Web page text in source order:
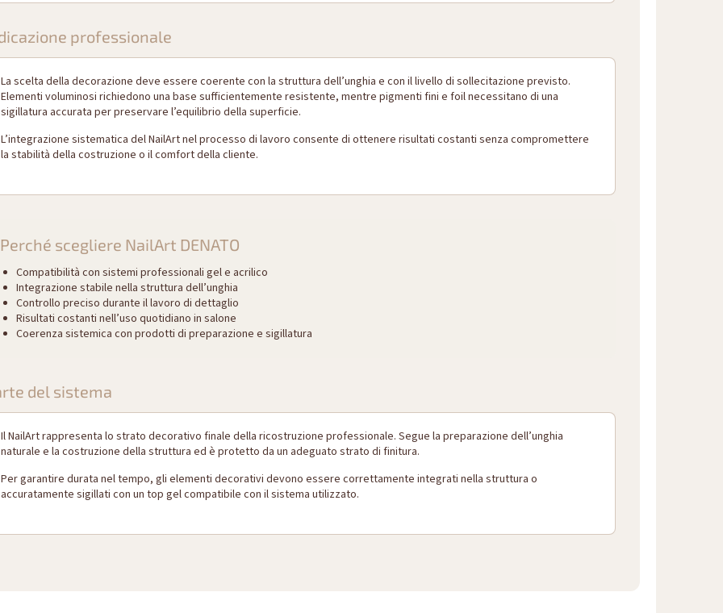
professionale
La scelta della decorazione deve essere coerente con la struttura dell’unghia e con il livello di sollecitazione previsto.
Elementi voluminosi richiedono una base sufficientemente resistente, mentre pigmenti fini e foil necessitano di una
sigillatura accurata per preservare l’equilibrio della superficie.
L’integrazione sistematica del NailArt nel processo di lavoro consente di ottenere risultati costanti senza compromettere
la stabilità della costruzione o il comfort della cliente.
Perché scegliere NailArt DENATO
Compatibilità con sistemi professionali gel e acrilico
Integrazione stabile nella struttura dell’unghia
Controllo preciso durante il lavoro di dettaglio
Risultati costanti nell’uso quotidiano in salone
Coerenza sistemica con prodotti di preparazione e sigillatura
del sistema
Il NailArt rappresenta lo strato decorativo finale della ricostruzione professionale. Segue la preparazione dell’unghia
naturale e la costruzione della struttura ed è protetto da un adeguato strato di finitura.
Per garantire durata nel tempo, gli elementi decorativi devono essere correttamente integrati nella struttura o
accuratamente sigillati con un top gel compatibile con il sistema utilizzato.